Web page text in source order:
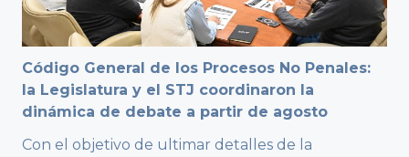
Código General de los Procesos No Penales:
la Legislatura y el STJ coordinaron la
dinámica de debate a partir de agosto
Con el objetivo de ultimar detalles de la